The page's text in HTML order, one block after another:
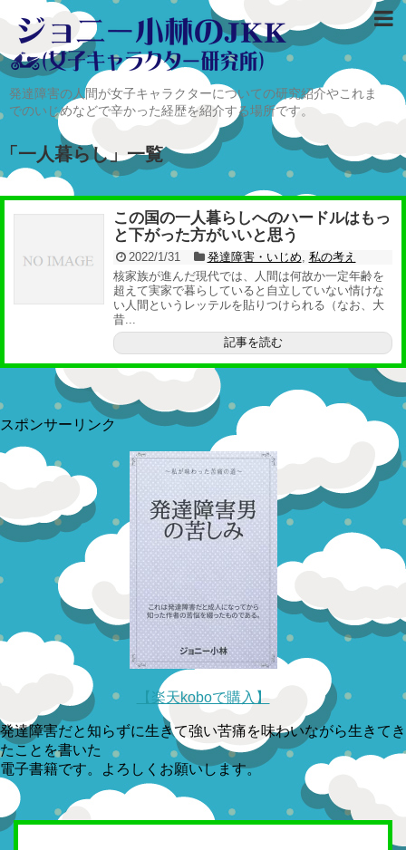
発達障害の人間が女子キャラクターについての研究紹介やこれま
でのいじめなどで辛かった経歴を紹介する場所です。
「 一人暮らし 」 一覧
この国の一人暮らしへのハードルはもっ
と下がった方がいいと思う
2022/1/31 発達障害・いじめ, 私の考え
核家族が進んだ現代では、人間は何故か一定年齢を
超えて実家で暮らしていると自立していない情けな
い人間というレッテルを貼りつけられる（なお、大
昔...
記事を読む
スポンサーリンク
【楽天koboで購入】
発達障害だと知らずに生きて強い苦痛を味わいながら生きてき
たことを書いた
電子書籍です。よろしくお願いします。